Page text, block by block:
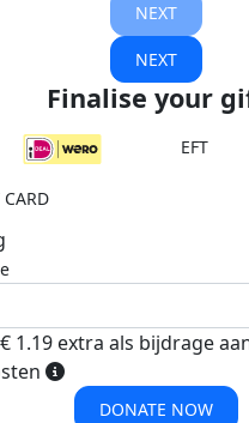
NEXT
NEXT
Finalise your
EFT
CARD
1.19 extra als bijdrage
DONATE NOW